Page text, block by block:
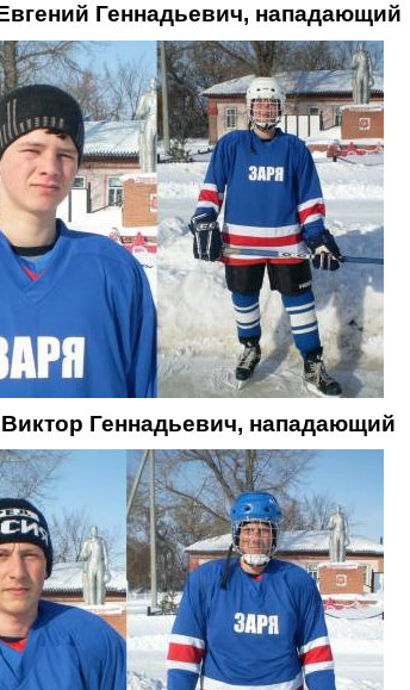
Геннадьевич, нападающий
Геннадьевич, нападающий